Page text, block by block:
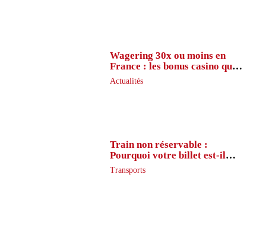
Wagering 30x ou moins en
France : les bonus casino que
peu de joueurs connaissent
vraiment
Actualités
Train non réservable :
Pourquoi votre billet est-il
inaccessible ?
Transports